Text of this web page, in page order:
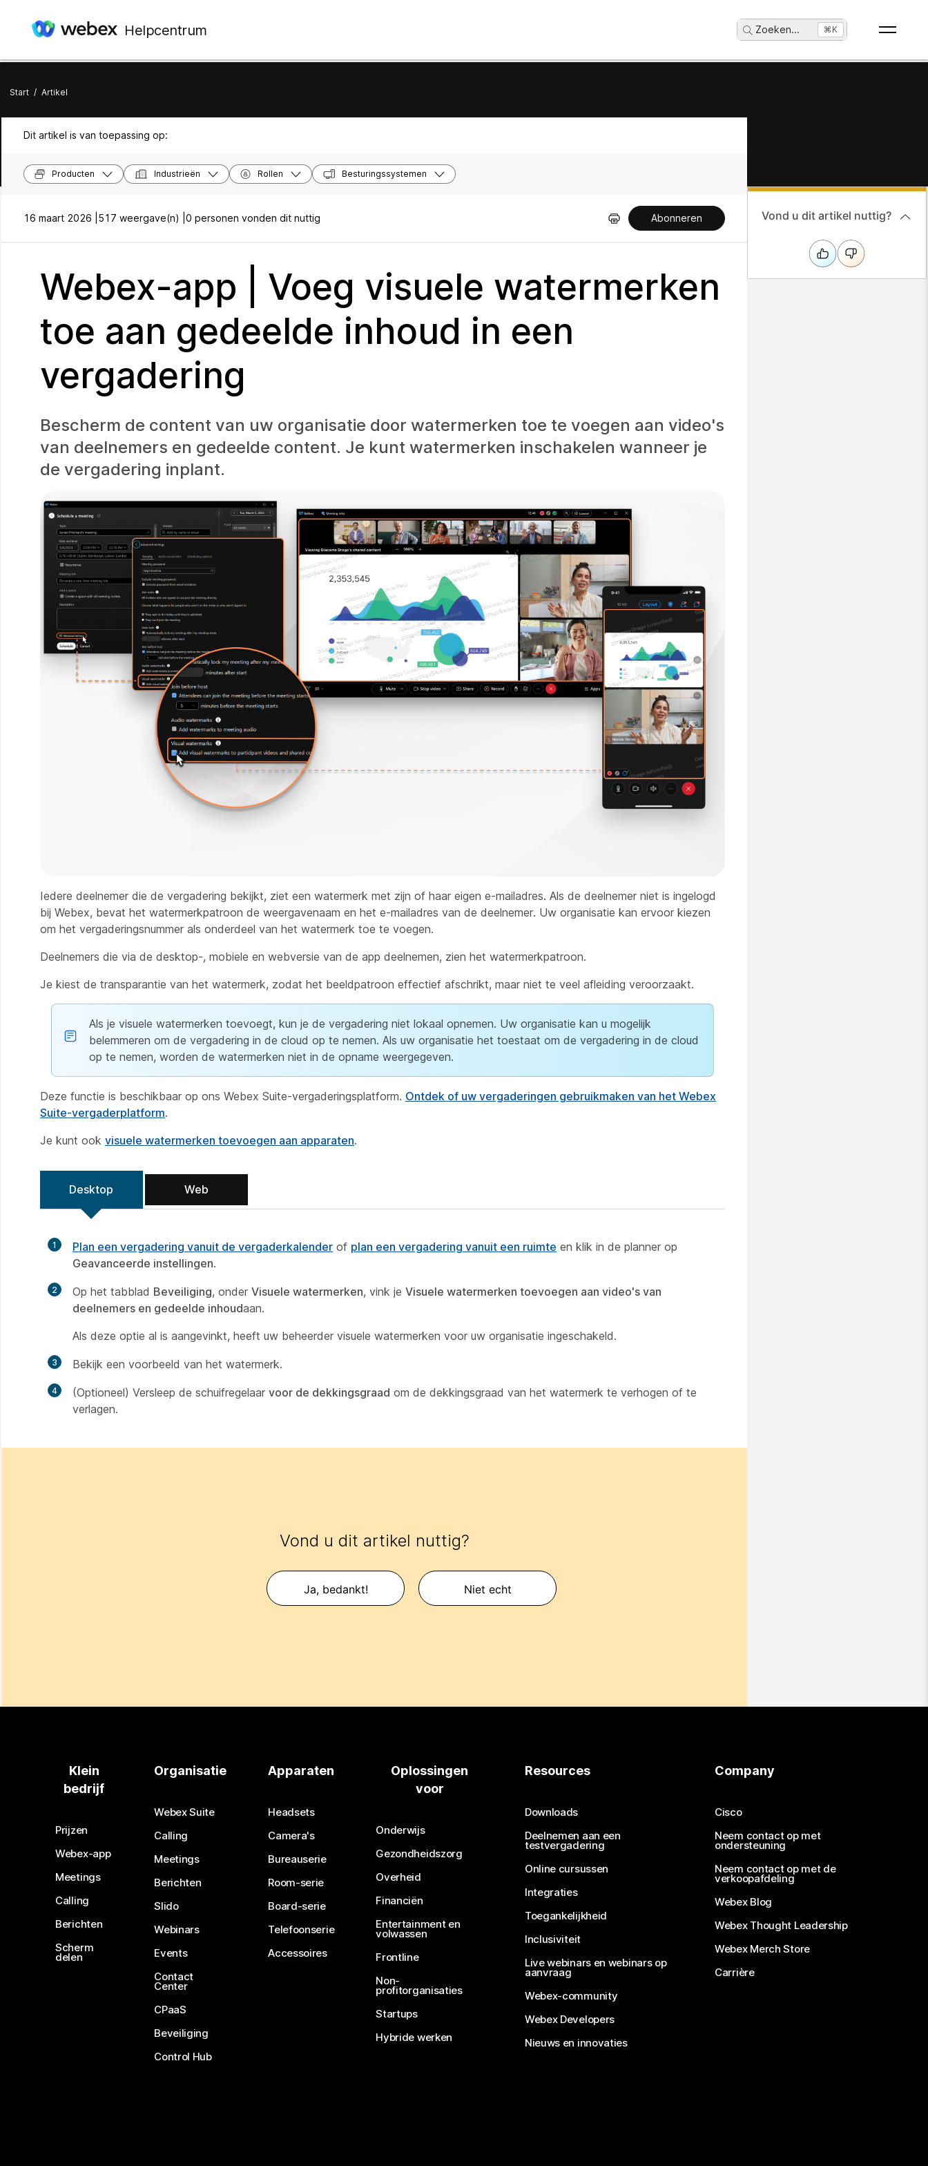
Helpcentrum Zoeken... ⌘K
Start / Artikel
Dit artikel is van toepassing op:
Producten Industrieën Rollen Besturingssystemen
16 maart 2026 | 517 weergave(n) | 0 personen vonden dit nuttig Abonneren
Webex-app | Voeg visuele watermerken
toe aan gedeelde inhoud in een
vergadering
Bescherm de content van uw organisatie door watermerken toe te voegen aan video's
van deelnemers en gedeelde content. Je kunt watermerken inschakelen wanneer je
de vergadering inplant.
Iedere deelnemer die de vergadering bekijkt, ziet een watermerk met zijn of haar eigen e-mailadres. Als de deelnemer niet is ingelogd
bij Webex, bevat het watermerkpatroon de weergavenaam en het e-mailadres van de deelnemer. Uw organisatie kan ervoor kiezen
om het vergaderingsnummer als onderdeel van het watermerk toe te voegen.
Deelnemers die via de desktop-, mobiele en webversie van de app deelnemen, zien het watermerkpatroon.
Je kiest de transparantie van het watermerk, zodat het beeldpatroon effectief afschrikt, maar niet te veel afleiding veroorzaakt.
Als je visuele watermerken toevoegt, kun je de vergadering niet lokaal opnemen. Uw organisatie kan u mogelijk
belemmeren om de vergadering in de cloud op te nemen. Als uw organisatie het toestaat om de vergadering in de cloud
op te nemen, worden de watermerken niet in de opname weergegeven.
Deze functie is beschikbaar op ons Webex Suite-vergaderingsplatform. Ontdek of uw vergaderingen gebruikmaken van het Webex
Suite-vergaderplatform.
Je kunt ook visuele watermerken toevoegen aan apparaten.
Desktop Web
1 Plan een vergadering vanuit de vergaderkalender of plan een vergadering vanuit een ruimte en klik in de planner op
Geavanceerde instellingen.
2 Op het tabblad Beveiliging, onder Visuele watermerken, vink je Visuele watermerken toevoegen aan video's van
deelnemers en gedeelde inhoudaan.
Als deze optie al is aangevinkt, heeft uw beheerder visuele watermerken voor uw organisatie ingeschakeld.
3 Bekijk een voorbeeld van het watermerk.
4 (Optioneel) Versleep de schuifregelaar voor de dekkingsgraad om de dekkingsgraad van het watermerk te verhogen of te
verlagen.
Vond u dit artikel nuttig?
Ja, bedankt! Niet echt
Vond u dit artikel nuttig?
Klein
bedrijf
Prijzen
Webex-app
Meetings
Calling
Berichten
Scherm
delen
Organisatie
Webex Suite
Calling
Meetings
Berichten
Slido
Webinars
Events
Contact
Center
CPaaS
Beveiliging
Control Hub
Apparaten
Headsets
Camera's
Bureauserie
Room-serie
Board-serie
Telefoonserie
Accessoires
Oplossingen
voor
Onderwijs
Gezondheidszorg
Overheid
Financiën
Entertainment en
volwassen
Frontline
Non-
profitorganisaties
Startups
Hybride werken
Resources
Downloads
Deelnemen aan een
testvergadering
Online cursussen
Integraties
Toegankelijkheid
Inclusiviteit
Live webinars en webinars op
aanvraag
Webex-community
Webex Developers
Nieuws en innovaties
Company
Cisco
Neem contact op met
ondersteuning
Neem contact op met de
verkoopafdeling
Webex Blog
Webex Thought Leadership
Webex Merch Store
Carrière